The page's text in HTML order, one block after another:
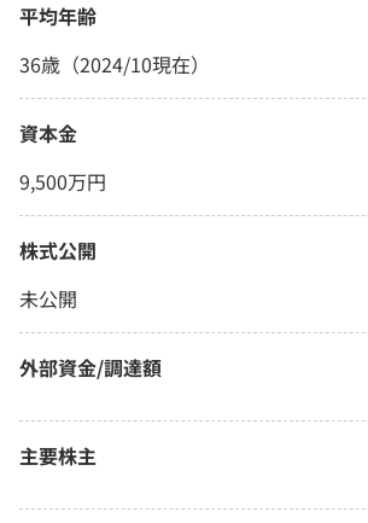
平均年齢
36歳（2024/10現在）
資本金
9,500万円
株式公開
未公開
外部資金/調達額
主要株主